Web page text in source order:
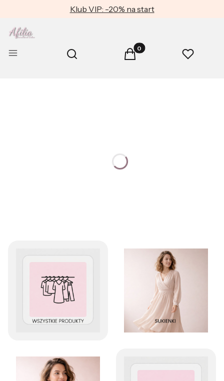
Klub VIP: -20% na start
Menu Otwórz wyszukiwarkę
Szukaj Produkty w koszyku: 0.
Koszyk Ulubione